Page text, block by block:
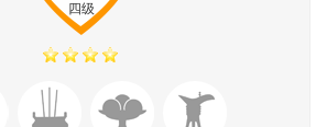
四级